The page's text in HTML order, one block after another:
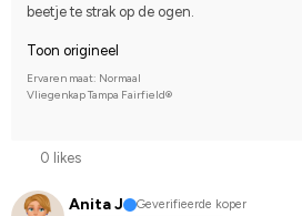
beetje te strak op de ogen.
Toon origineel
Ervaren maat: Normaal
Vliegenkap Tampa Fairfield®
0 likes
Anita J
Geverifieerde koper